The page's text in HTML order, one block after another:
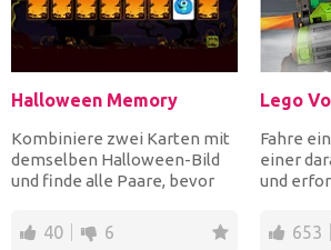
Halloween Memory
Kombiniere zwei Karten mit
demselben Halloween-Bild
und finde alle Paare, bevor
40 6
Lego
Fahre
einer
und
653